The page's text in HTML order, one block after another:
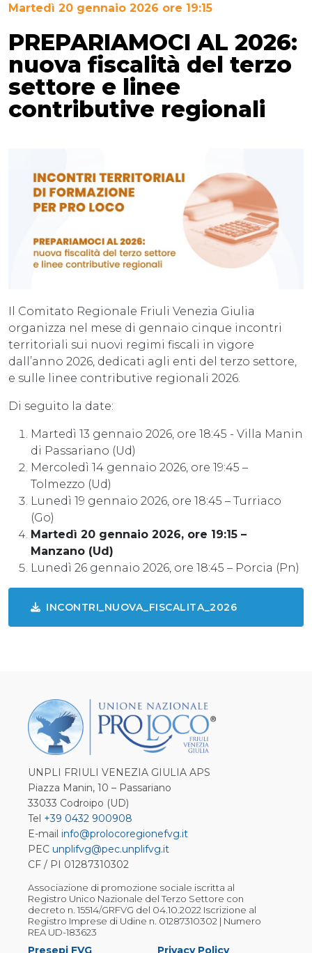
Martedì 20 gennaio 2026 ore 19:15
PREPARIAMOCI AL 2026:
nuova fiscalità del terzo
settore e linee
contributive regionali
Il Comitato Regionale Friuli Venezia Giulia
organizza nel mese di gennaio cinque incontri
territoriali sui nuovi regimi fiscali in vigore
dall’anno 2026, dedicati agli enti del terzo settore,
e sulle linee contributive regionali 2026.
Di seguito la date:
Martedì 13 gennaio 2026, ore 18:45 - Villa Manin
di Passariano (Ud)
Mercoledì 14 gennaio 2026, ore 19:45 –
Tolmezzo (Ud)
Lunedì 19 gennaio 2026, ore 18:45 – Turriaco
(Go)
Martedì 20 gennaio 2026, ore 19:15 –
Manzano (Ud)
Lunedì 26 gennaio 2026, ore 18:45 – Porcia (Pn)
INCONTRI_NUOVA_FISCALITA_2026
UNPLI FRIULI VENEZIA GIULIA APS
Piazza Manin, 10 – Passariano
33033 Codroipo (UD)
Tel +39 0432 900908
E-mail info@prolocoregionefvg.it
PEC unplifvg@pec.unplifvg.it
CF / PI 01287310302
Associazione di promozione sociale iscritta al
Registro Unico Nazionale del Terzo Settore con
decreto n. 15514/GRFVG del 04.10.2022 Iscrizione al
Registro Imprese di Udine n. 01287310302 | Numero
REA UD-183623
Presepi FVG Privacy Policy